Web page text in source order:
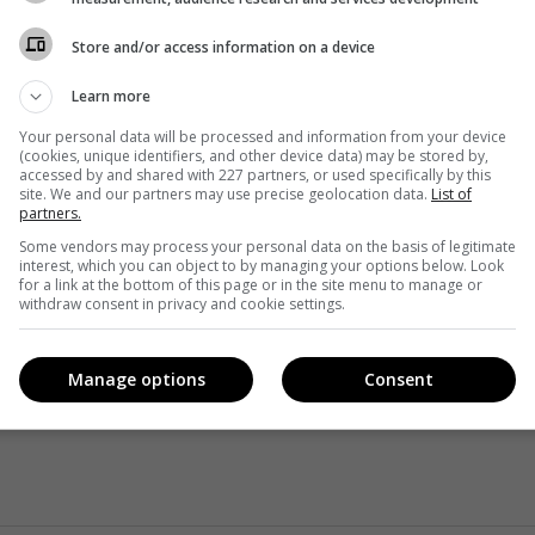
партнерами в світ Сидоренків і Сидоренків. Впевнена,
їхній характер і ситуації, в які вони потраплятимуть,
, – поділилася Олена.
незабаром на телеканалі «1+1».
формат серіалу в кілька європейських країн, де на
© ООО «ТРК „Студія 1+1“»
Store and/or access information on a device
Learn more
Your personal data will be processed and information from your device
(cookies, unique identifiers, and other device data) may be stored by,
accessed by and shared with 227 partners, or used specifically by this
site. We and our partners may use precise geolocation data. List of
partners.
Some vendors may process your personal data on the basis of legitimate
interest, which you can object to by managing your options below. Look
for a link at the bottom of this page or in the site menu to manage or
withdraw consent in privacy and cookie settings.
Consent
Manage options